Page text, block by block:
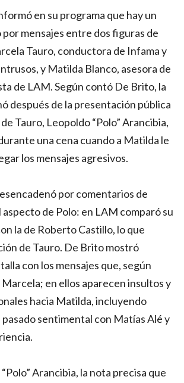
en su programa que hay un
mensajes entre dos figuras de
Tauro, conductora de Infama y
y Matilda Blanco, asesora de
de LAM. Según contó De Brito, la
después de la presentación pública
Tauro, Leopoldo “Polo” Arancibia,
una cena cuando a Matilda le
los mensajes agresivos.
por comentarios de
de Polo: en LAM comparó su
la de Roberto Castillo, lo que
de Tauro. De Brito mostró
con los mensajes que, según
en ellos aparecen insultos y
hacia Matilda, incluyendo
sentimental con Matías Alé y
Arancibia, la nota precisa que